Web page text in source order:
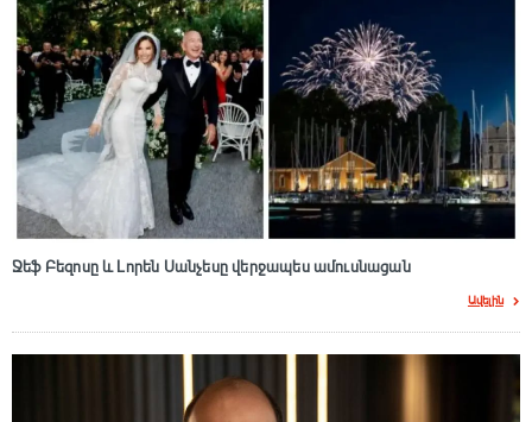
Ջեֆ Բեզոսը և Լորեն Սանչեսը վերջապես ամուսնացան
Ավելին